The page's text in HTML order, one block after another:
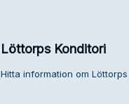
Löttorps Konditori
Hitta information om